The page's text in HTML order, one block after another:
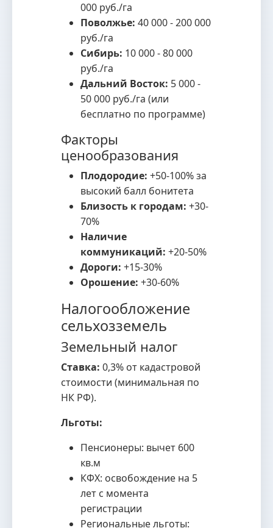
000 руб./га
Поволжье: 40 000 - 200 000
руб./га
Сибирь: 10 000 - 80 000
руб./га
Дальний Восток: 5 000 -
50 000 руб./га (или
бесплатно по программе)
Факторы
ценообразования
Плодородие: +50-100% за
высокий балл бонитета
Близость к городам: +30-
70%
Наличие
коммуникаций: +20-50%
Дороги: +15-30%
Орошение: +30-60%
Налогообложение
сельхозземель
Земельный налог
Ставка: 0,3% от кадастровой
стоимости (минимальная по
НК РФ).
Льготы:
Пенсионеры: вычет 600
кв.м
КФХ: освобождение на 5
лет с момента
регистрации
Региональные льготы: